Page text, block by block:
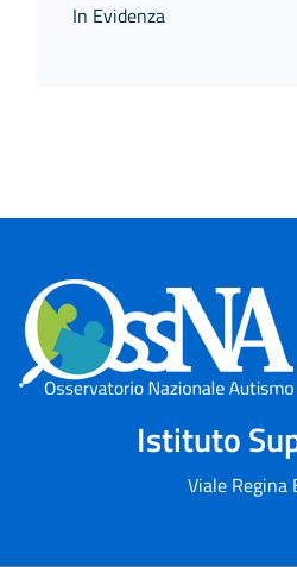
In Evidenza
Istituto
Viale